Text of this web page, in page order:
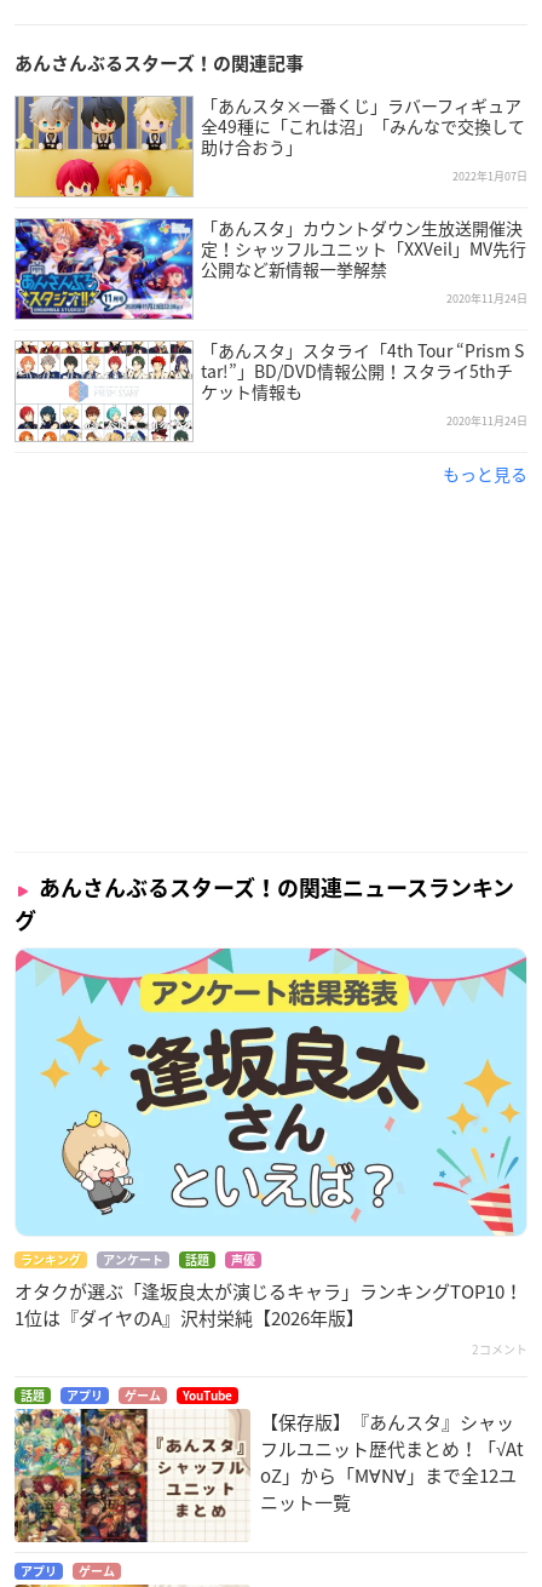
特典名：あんスタ！メンバーサイン入りイラストカード（全13
種）
サイズ：CDジャケットサイズ
使用ジャケット：アルバムシリーズのジャケット＋教師ユニッ
ト「Rainbow Stairway」
※特典はランダム配布となります。
※特典は無くなり次第終了となります。予めご了承ください。
あんさんぶるスターズ！の関連記事
「あんスタ×一番くじ」ラバーフィギュア
全49種に「これは沼」「みんなで交換して
助け合おう」
2022年1月07日
「あんスタ」カウントダウン生放送開催決
定！シャッフルユニット「XXVeil」MV先行
公開など新情報一挙解禁
2020年11月24日
「あんスタ」スタライ「4th Tour “Prism S
tar!”」BD/DVD情報公開！スタライ5thチ
ケット情報も
2020年11月24日
もっと見る
あんさんぶるスターズ！の関連ニュースランキン
グ
ランキング アンケート 話題 声優
オタクが選ぶ「逢坂良太が演じるキャラ」ランキングTOP10！
1位は『ダイヤのA』沢村栄純【2026年版】
2コメント
話題 アプリ ゲーム YouTube
【保存版】『あんスタ』シャッ
フルユニット歴代まとめ！「√At
oZ」から「M∀N∀」まで全12ユ
ニット一覧
アプリ ゲーム